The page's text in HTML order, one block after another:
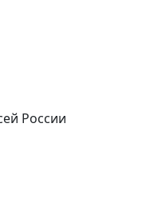
России